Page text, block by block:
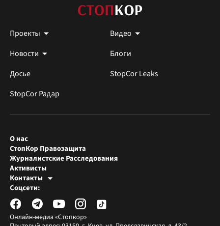
Проекты
Видео
Новости
Блоги
Досье
StopCor Leaks
StopCor Радар
Онлайн-медиа «Стопкор»
О нас
СтопКор Правозащита
Журналистские Расследования
Активисты
Контакты
Редакция СтопКора
Журналисты-расследователи
Соцсети: